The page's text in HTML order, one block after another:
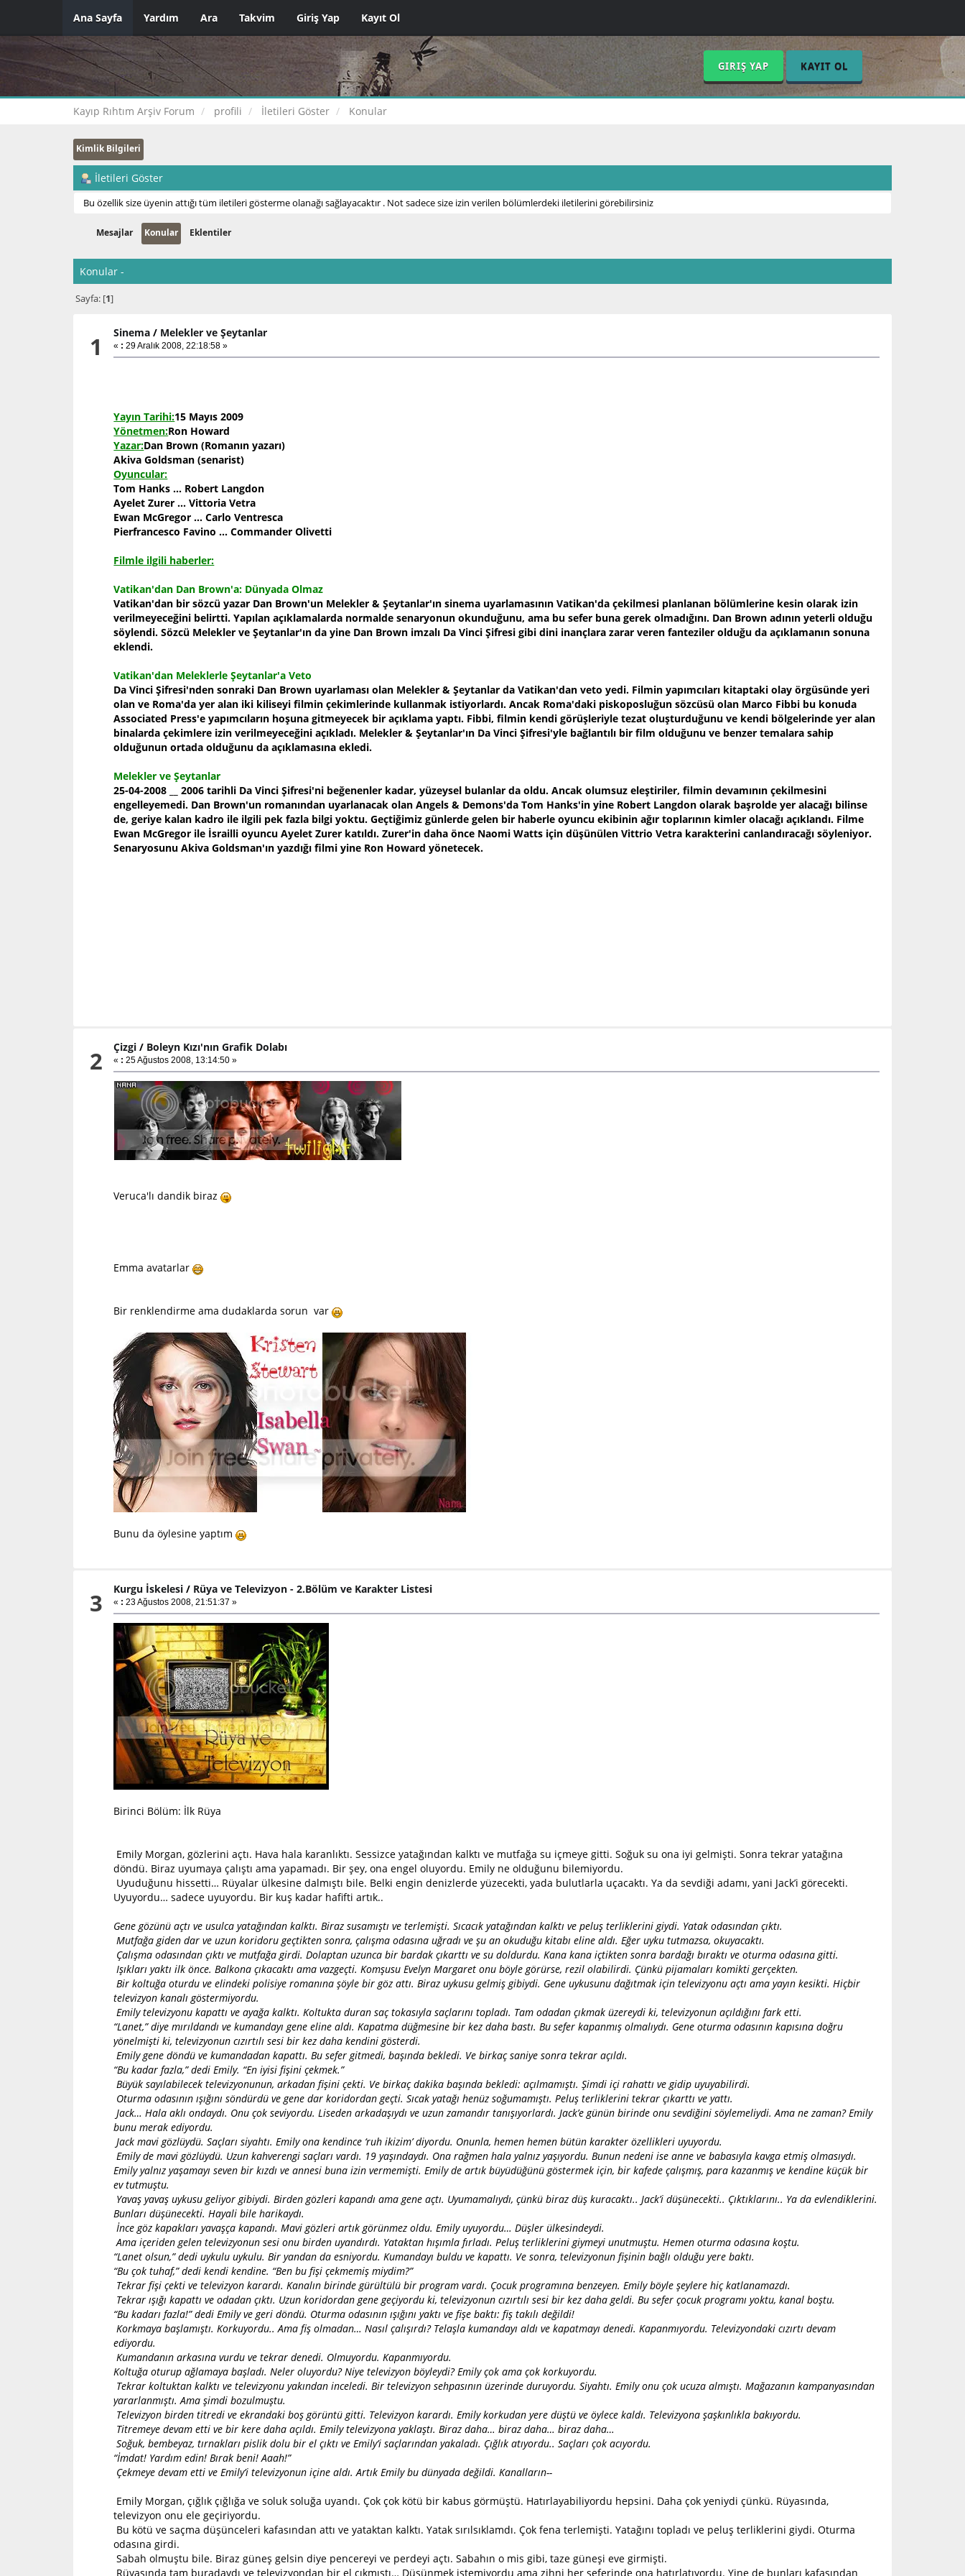
Ana Sayfa Yardım Ara Takvim Giriş Yap Kayıt Ol
GIRIŞ YAP KAYIT OL
Kayıp Rıhtım Arşiv Forum profili İletileri Göster Konular
Kimlik Bilgileri
İletileri Göster
Bu özellik size üyenin attığı tüm iletileri gösterme olanağı sağlayacaktır . Not sadece size izin verilen bölümlerdeki iletilerini görebilirsiniz
Mesajlar Konular Eklentiler
Konular -
Sayfa: [1]
1 Sinema / Melekler ve Şeytanlar
« : 29 Aralık 2008, 22:18:58 »
Yayın Tarihi:15 Mayıs 2009
Yönetmen:Ron Howard
Yazar:Dan Brown (Romanın yazarı)
Akiva Goldsman (senarist)
Oyuncular:
Tom Hanks ... Robert Langdon
Ayelet Zurer ... Vittoria Vetra
Ewan McGregor ... Carlo Ventresca
Pierfrancesco Favino ... Commander Olivetti
Filmle ilgili haberler:
Vatikan'dan Dan Brown'a: Dünyada Olmaz
Vatikan'dan bir sözcü yazar Dan Brown'un Melekler & Şeytanlar'ın sinema uyarlamasının Vatikan'da çekilmesi planlanan bölümlerine kesin olarak izin
verilmeyeceğini belirtti. Yapılan açıklamalarda normalde senaryonun okunduğunu, ama bu sefer buna gerek olmadığını. Dan Brown adının yeterli olduğu
söylendi. Sözcü Melekler ve Şeytanlar'ın da yine Dan Brown imzalı Da Vinci Şifresi gibi dini inançlara zarar veren fanteziler olduğu da açıklamanın sonuna
eklendi.
Vatikan'dan Meleklerle Şeytanlar'a Veto
Da Vinci Şifresi'nden sonraki Dan Brown uyarlaması olan Melekler & Şeytanlar da Vatikan'dan veto yedi. Filmin yapımcıları kitaptaki olay örgüsünde yeri
olan ve Roma'da yer alan iki kiliseyi filmin çekimlerinde kullanmak istiyorlardı. Ancak Roma'daki piskoposluğun sözcüsü olan Marco Fibbi bu konuda
Associated Press'e yapımcıların hoşuna gitmeyecek bir açıklama yaptı. Fibbi, filmin kendi görüşleriyle tezat oluşturduğunu ve kendi bölgelerinde yer alan
binalarda çekimlere izin verilmeyeceğini açıkladı. Melekler & Şeytanlar'ın Da Vinci Şifresi'yle bağlantılı bir film olduğunu ve benzer temalara sahip
olduğunun ortada olduğunu da açıklamasına ekledi.
Melekler ve Şeytanlar
25-04-2008 __ 2006 tarihli Da Vinci Şifresi'ni beğenenler kadar, yüzeysel bulanlar da oldu. Ancak olumsuz eleştiriler, filmin devamının çekilmesini
engelleyemedi. Dan Brown'un romanından uyarlanacak olan Angels & Demons'da Tom Hanks'in yine Robert Langdon olarak başrolde yer alacağı bilinse
de, geriye kalan kadro ile ilgili pek fazla bilgi yoktu. Geçtiğimiz günlerde gelen bir haberle oyuncu ekibinin ağır toplarının kimler olacağı açıklandı. Filme
Ewan McGregor ile İsrailli oyuncu Ayelet Zurer katıldı. Zurer'in daha önce Naomi Watts için düşünülen Vittrio Vetra karakterini canlandıracağı söyleniyor.
Senaryosunu Akiva Goldsman'ın yazdığı filmi yine Ron Howard yönetecek.
2 Çizgi / Boleyn Kızı'nın Grafik Dolabı
« : 25 Ağustos 2008, 13:14:50 »
Veruca'lı dandik biraz
Emma avatarlar
Bir renklendirme ama dudaklarda sorun var
Bunu da öylesine yaptım
3 Kurgu İskelesi / Rüya ve Televizyon - 2.Bölüm ve Karakter Listesi
« : 23 Ağustos 2008, 21:51:37 »
Birinci Bölüm: İlk Rüya
Emily Morgan, gözlerini açtı. Hava hala karanlıktı. Sessizce yatağından kalktı ve mutfağa su içmeye gitti. Soğuk su ona iyi gelmişti. Sonra tekrar yatağına
döndü. Biraz uyumaya çalıştı ama yapamadı. Bir şey, ona engel oluyordu. Emily ne olduğunu bilemiyordu.
Uyuduğunu hissetti… Rüyalar ülkesine dalmıştı bile. Belki engin denizlerde yüzecekti, yada bulutlarla uçacaktı. Ya da sevdiği adamı, yani Jack’i görecekti.
Uyuyordu… sadece uyuyordu. Bir kuş kadar hafifti artık..
Gene gözünü açtı ve usulca yatağından kalktı. Biraz susamıştı ve terlemişti. Sıcacık yatağından kalktı ve peluş terliklerini giydi. Yatak odasından çıktı.
Mutfağa giden dar ve uzun koridoru geçtikten sonra, çalışma odasına uğradı ve şu an okuduğu kitabı eline aldı. Eğer uyku tutmazsa, okuyacaktı.
Çalışma odasından çıktı ve mutfağa girdi. Dolaptan uzunca bir bardak çıkarttı ve su doldurdu. Kana kana içtikten sonra bardağı bıraktı ve oturma odasına gitti.
Işıkları yaktı ilk önce. Balkona çıkacaktı ama vazgeçti. Komşusu Evelyn Margaret onu böyle görürse, rezil olabilirdi. Çünkü pijamaları komikti gerçekten.
Bir koltuğa oturdu ve elindeki polisiye romanına şöyle bir göz attı. Biraz uykusu gelmiş gibiydi. Gene uykusunu dağıtmak için televizyonu açtı ama yayın kesikti. Hiçbir
televizyon kanalı göstermiyordu.
Emily televizyonu kapattı ve ayağa kalktı. Koltukta duran saç tokasıyla saçlarını topladı. Tam odadan çıkmak üzereydi ki, televizyonun açıldığını fark etti.
“Lanet,” diye mırıldandı ve kumandayı gene eline aldı. Kapatma düğmesine bir kez daha bastı. Bu sefer kapanmış olmalıydı. Gene oturma odasının kapısına doğru
yönelmişti ki, televizyonun cızırtılı sesi bir kez daha kendini gösterdi.
Emily gene döndü ve kumandadan kapattı. Bu sefer gitmedi, başında bekledi. Ve birkaç saniye sonra tekrar açıldı.
“Bu kadar fazla,” dedi Emily. “En iyisi fişini çekmek.”
Büyük sayılabilecek televizyonunun, arkadan fişini çekti. Ve birkaç dakika başında bekledi: açılmamıştı. Şimdi içi rahattı ve gidip uyuyabilirdi.
Oturma odasının ışığını söndürdü ve gene dar koridordan geçti. Sıcak yatağı henüz soğumamıştı. Peluş terliklerini tekrar çıkarttı ve yattı.
Jack… Hala aklı ondaydı. Onu çok seviyordu. Liseden arkadaşıydı ve uzun zamandır tanışıyorlardı. Jack’e günün birinde onu sevdiğini söylemeliydi. Ama ne zaman? Emily
bunu merak ediyordu.
Jack mavi gözlüydü. Saçları siyahtı. Emily ona kendince ‘ruh ikizim’ diyordu. Onunla, hemen hemen bütün karakter özellikleri uyuyordu.
Emily de mavi gözlüydü. Uzun kahverengi saçları vardı. 19 yaşındaydı. Ona rağmen hala yalnız yaşıyordu. Bunun nedeni ise anne ve babasıyla kavga etmiş olmasıydı.
Emily yalnız yaşamayı seven bir kızdı ve annesi buna izin vermemişti. Emily de artık büyüdüğünü göstermek için, bir kafede çalışmış, para kazanmış ve kendine küçük bir
ev tutmuştu.
Yavaş yavaş uykusu geliyor gibiydi. Birden gözleri kapandı ama gene açtı. Uyumamalıydı, çünkü biraz düş kuracaktı.. Jack’i düşünecekti.. Çıktıklarını.. Ya da evlendiklerini.
Bunları düşünecekti. Hayali bile harikaydı.
İnce göz kapakları yavaşça kapandı. Mavi gözleri artık görünmez oldu. Emily uyuyordu… Düşler ülkesindeydi.
Ama içeriden gelen televizyonun sesi onu birden uyandırdı. Yataktan hışımla fırladı. Peluş terliklerini giymeyi unutmuştu. Hemen oturma odasına koştu.
“Lanet olsun,” dedi uykulu uykulu. Bir yandan da esniyordu. Kumandayı buldu ve kapattı. Ve sonra, televizyonun fişinin bağlı olduğu yere baktı.
“Bu çok tuhaf,” dedi kendi kendine. “Ben bu fişi çekmemiş miydim?”
Tekrar fişi çekti ve televizyon karardı. Kanalın birinde gürültülü bir program vardı. Çocuk programına benzeyen. Emily böyle şeylere hiç katlanamazdı.
Tekrar ışığı kapattı ve odadan çıktı. Uzun koridordan gene geçiyordu ki, televizyonun cızırtılı sesi bir kez daha geldi. Bu sefer çocuk programı yoktu, kanal boştu.
“Bu kadarı fazla!” dedi Emily ve geri döndü. Oturma odasının ışığını yaktı ve fişe baktı: fiş takılı değildi!
Korkmaya başlamıştı. Korkuyordu.. Ama fiş olmadan… Nasıl çalışırdı? Telaşla kumandayı aldı ve kapatmayı denedi. Kapanmıyordu. Televizyondaki cızırtı devam
ediyordu.
Kumandanın arkasına vurdu ve tekrar denedi. Olmuyordu. Kapanmıyordu.
Koltuğa oturup ağlamaya başladı. Neler oluyordu? Niye televizyon böyleydi? Emily çok ama çok korkuyordu.
Tekrar koltuktan kalktı ve televizyonu yakından inceledi. Bir televizyon sehpasının üzerinde duruyordu. Siyahtı. Emily onu çok ucuza almıştı. Mağazanın kampanyasından
yararlanmıştı. Ama şimdi bozulmuştu.
Televizyon birden titredi ve ekrandaki boş görüntü gitti. Televizyon karardı. Emily korkudan yere düştü ve öylece kaldı. Televizyona şaşkınlıkla bakıyordu.
Titremeye devam etti ve bir kere daha açıldı. Emily televizyona yaklaştı. Biraz daha… biraz daha… biraz daha…
Soğuk, bembeyaz, tırnakları pislik dolu bir el çıktı ve Emily’i saçlarından yakaladı. Çığlık atıyordu.. Saçları çok acıyordu.
“İmdat! Yardım edin! Bırak beni! Aaah!”
Çekmeye devam etti ve Emily’i televizyonun içine aldı. Artık Emily bu dünyada değildi. Kanalların--
Emily Morgan, çığlık çığlığa ve soluk soluğa uyandı. Çok çok kötü bir kabus görmüştü. Hatırlayabiliyordu hepsini. Daha çok yeniydi çünkü. Rüyasında,
televizyon onu ele geçiriyordu.
Bu kötü ve saçma düşünceleri kafasından attı ve yataktan kalktı. Yatak sırılsıklamdı. Çok fena terlemişti. Yatağını topladı ve peluş terliklerini giydi. Oturma
odasına girdi.
Sabah olmuştu bile. Biraz güneş gelsin diye pencereyi ve perdeyi açtı. Sabahın o mis gibi, taze güneşi eve girmişti.
Rüyasında tam buradaydı ve televizyondan bir el çıkmıştı… Düşünmek istemiyordu ama zihni her seferinde ona hatırlatıyordu. Yine de bunları kafasından